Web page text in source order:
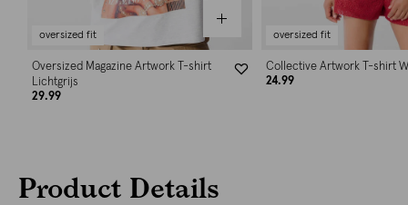
oversized fit
Oversized Magazine Artwork T-shirt
Lichtgrijs
29.99
oversized fit
Collective Artwork T-shirt
24.99
Product Details